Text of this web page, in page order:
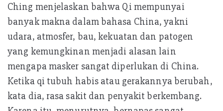
Ching menjelaskan bahwa Qi mempunyai
banyak makna dalam bahasa China, yakni
udara, atmosfer, bau, kekuatan dan patogen
yang kemungkinan menjadi alasan lain
mengapa masker sangat diperlukan di China.
Ketika qi tubuh habis atau gerakannya berubah,
kata dia, rasa sakit dan penyakit berkembang.